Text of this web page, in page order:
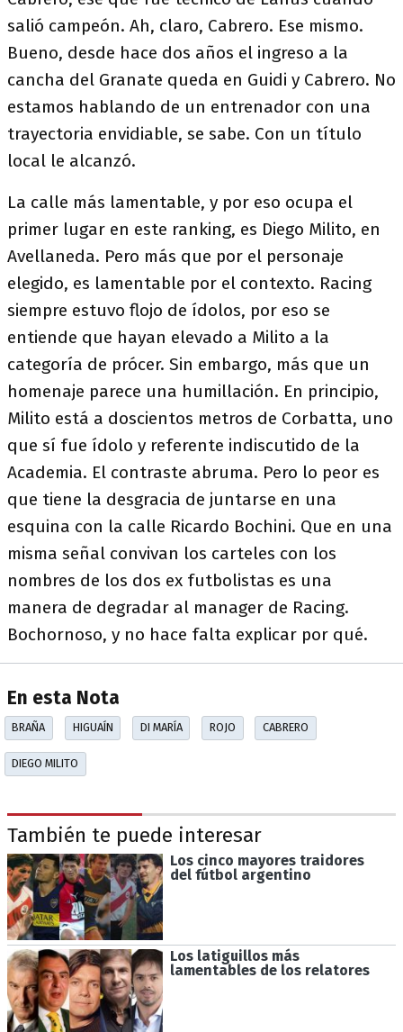
salió campeón. Ah, claro, Cabrero. Ese mismo.
Bueno, desde hace dos años el ingreso a la
cancha del Granate queda en Guidi y Cabrero. No
estamos hablando de un entrenador con una
trayectoria envidiable, se sabe. Con un título
local le alcanzó.
La calle más lamentable, y por eso ocupa el
primer lugar en este ranking, es Diego Milito, en
Avellaneda. Pero más que por el personaje
elegido, es lamentable por el contexto. Racing
siempre estuvo flojo de ídolos, por eso se
entiende que hayan elevado a Milito a la
categoría de prócer. Sin embargo, más que un
homenaje parece una humillación. En principio,
Milito está a doscientos metros de Corbatta, uno
que sí fue ídolo y referente indiscutido de la
Academia. El contraste abruma. Pero lo peor es
que tiene la desgracia de juntarse en una
esquina con la calle Ricardo Bochini. Que en una
misma señal convivan los carteles con los
nombres de los dos ex futbolistas es una
manera de degradar al manager de Racing.
Bochornoso, y no hace falta explicar por qué.
En esta Nota
BRAÑA HIGUAÍN DI MARÍA ROJO CABRERO
DIEGO MILITO
También te puede interesar
Los cinco mayores traidores
del fútbol argentino
Los latiguillos más
lamentables de los relatores